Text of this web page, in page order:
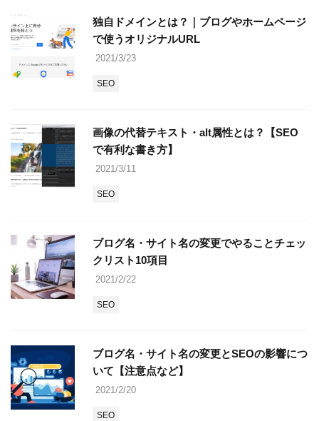
独自ドメインとは？｜ブログやホームページ
で使うオリジナルURL
2021/3/23
SEO
画像の代替テキスト・alt属性とは？【SEO
で有利な書き方】
2021/3/11
SEO
ブログ名・サイト名の変更でやることチェッ
クリスト10項目
2021/2/22
SEO
ブログ名・サイト名の変更とSEOの影響につ
いて【注意点など】
2021/2/20
SEO